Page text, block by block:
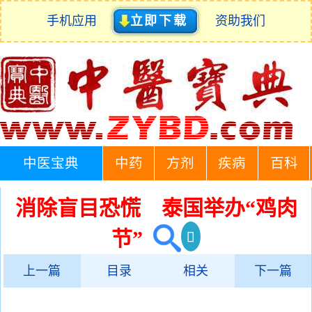
手机应用 立即下载 资助我们
中医宝典 中药 方剂 疾病 百科
消除盲目恐慌 泰国举办“鸡肉
节”
上一篇 目录 相关 下一篇